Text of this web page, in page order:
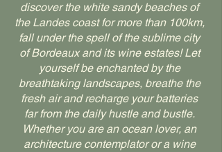
discover the white sandy beaches of
the Landes coast for more than 100km,
fall under the spell of the sublime city
of Bordeaux and its wine estates! Let
yourself be enchanted by the
breathtaking landscapes, breathe the
fresh air and recharge your batteries
far from the daily hustle and bustle.
Whether you are an ocean lover, an
architecture contemplator or a wine